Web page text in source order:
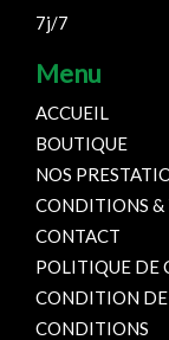
7j/7
Menu
ACCUEIL
BOUTIQUE
NOS
CONDITIONS &
CONTACT
POLITIQUE DE
CONDITION